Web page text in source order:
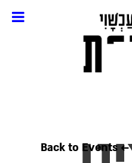
← Back to Events